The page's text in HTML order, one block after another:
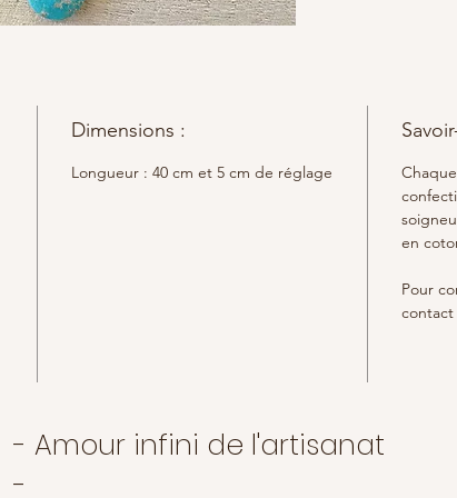
En
de la
avec
agit
Dimensions :
Longueur : 40 cm et 5 cm de réglage
en
Pour
contact
- Amour infini de l'artisanat
-